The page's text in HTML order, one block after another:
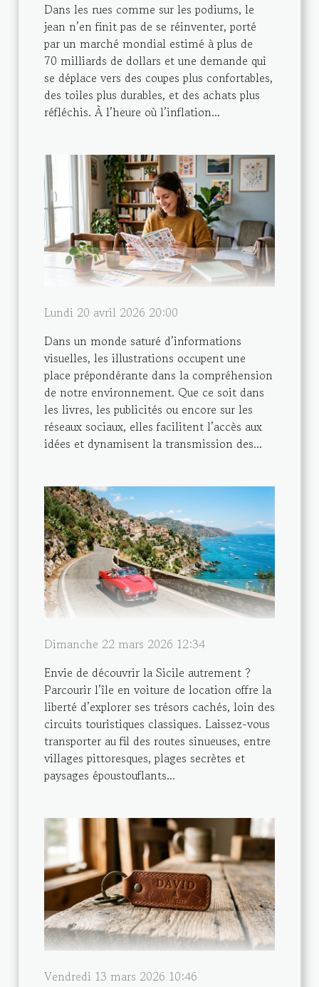
Dans les rues comme sur les podiums, le
jean n’en finit pas de se réinventer, porté
par un marché mondial estimé à plus de
70 milliards de dollars et une demande qui
se déplace vers des coupes plus confortables,
des toiles plus durables, et des achats plus
réfléchis. À l’heure où l’inflation...
Lundi 20 avril 2026 20:00
Dans un monde saturé d’informations
visuelles, les illustrations occupent une
place prépondérante dans la compréhension
de notre environnement. Que ce soit dans
les livres, les publicités ou encore sur les
réseaux sociaux, elles facilitent l’accès aux
idées et dynamisent la transmission des...
Dimanche 22 mars 2026 12:34
Envie de découvrir la Sicile autrement ?
Parcourir l’île en voiture de location offre la
liberté d’explorer ses trésors cachés, loin des
circuits touristiques classiques. Laissez-vous
transporter au fil des routes sinueuses, entre
villages pittoresques, plages secrètes et
paysages époustouflants...
Vendredi 13 mars 2026 10:46